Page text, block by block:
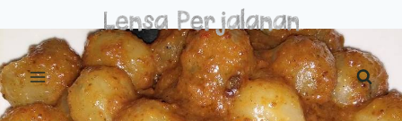
to
content